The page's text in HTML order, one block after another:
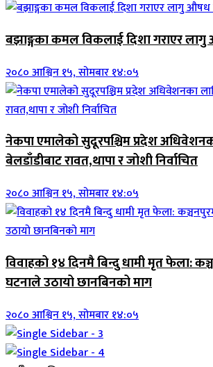
बझाङ्गका कमल विकलाई दिशा गराएर
२०८० आश्विन १५, सोमबार १४:०५
नेकपा एमालेको सुदूरपश्चिम प्रदेश
बेलडाँडीबाट रावत,थापा र जोशी निर्वाचित
२०८० आश्विन १५, सोमबार १४:०५
विवाहको १४ दिनमै बिन्दु धामी मृत फेला:
घटनाले उठायो छानबिनको माग
२०८० आश्विन १५, सोमबार १४:०५